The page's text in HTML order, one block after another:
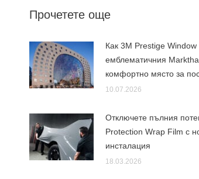
Прочетете още
Как 3M Prestige
емблематичния
комфортно място за
10.07.2026
Отключете пълния
Protection Wrap Film с
инсталация
18.03.2026